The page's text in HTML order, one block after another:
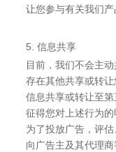
让您参与有关我们产
5. 信息共享
目前，我们不会主
存在其他共享或转
信息共享或转让至
征得您对上述行为的
为了投放广告，评
向广告主及其代理